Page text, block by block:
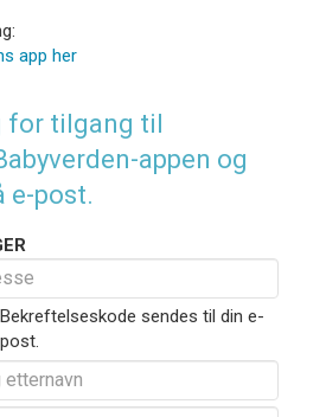
app her
for tilgang til
appen og
e-post.
Bekreftelseskode sendes til din e-
post.